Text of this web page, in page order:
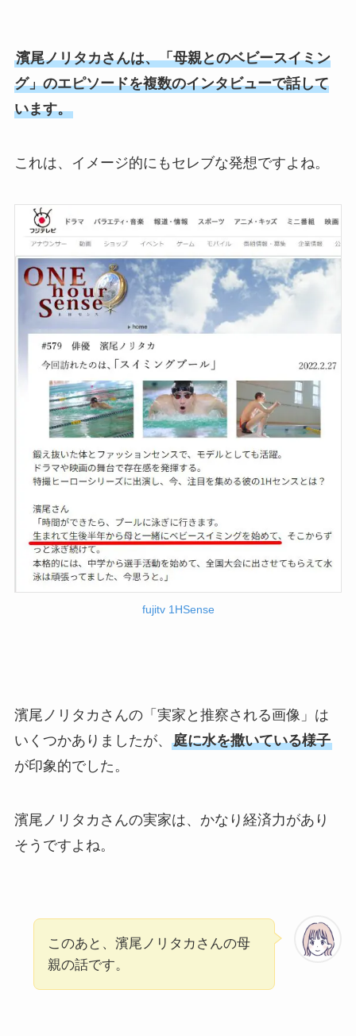
濱尾ノリタカさんは、「母親とのベビースイミン
グ」のエピソードを複数のインタビューで話して
います。
これは、イメージ的にもセレブな発想ですよね。
fujitv 1HSense
濱尾ノリタカさんの「実家と推察される画像」は
いくつかありましたが、 庭に水を撒いている様子
が印象的でした。
濱尾ノリタカさんの実家は、かなり経済力があり
そうですよね。
このあと、濱尾ノリタカさんの母
親の話です。